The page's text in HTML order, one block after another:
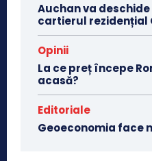
Auchan va
cartierul rezidențial
Opinii
La ce preț începe
acasă?
Editoriale
Geoeconomia face